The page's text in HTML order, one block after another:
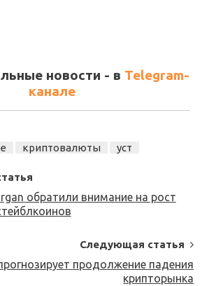
новости - в Telegram-
канале
криптовалюты уст
обратили внимание на рост
Следующая статья
продолжение падения
крипторынка